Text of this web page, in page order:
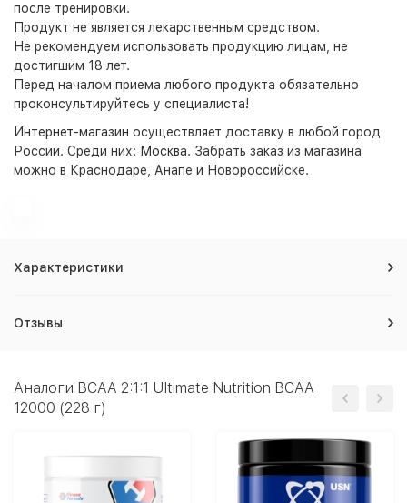
после тренировки.
Продукт не является лекарственным средством.
Не рекомендуем использовать продукцию лицам, не
достигшим 18 лет.
Перед началом приема любого продукта обязательно
проконсультируйтесь у специалиста!
Интернет-магазин осуществляет доставку в любой город
России. Среди них: Москва. Забрать заказ из магазина
можно в Краснодаре, Анапе и Новороссийске.
Характеристики
Отзывы
Аналоги BCAA 2:1:1 Ultimate Nutrition BCAA
12000 (228 г)